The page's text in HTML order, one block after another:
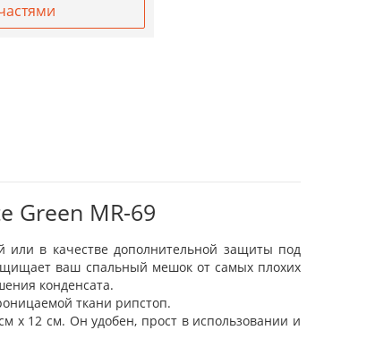
Green MR-69
или в качестве дополнительной защиты под
ваш спальный мешок от самых плохих
конденсата.
ткани рипстоп.
x 12 см. Он удобен, прост в использовании и